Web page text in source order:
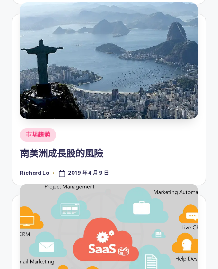
Posted
in
市場趨勢
南美洲成長股的風險
Posted
Richard Lo 2019 年 4 月 9 日